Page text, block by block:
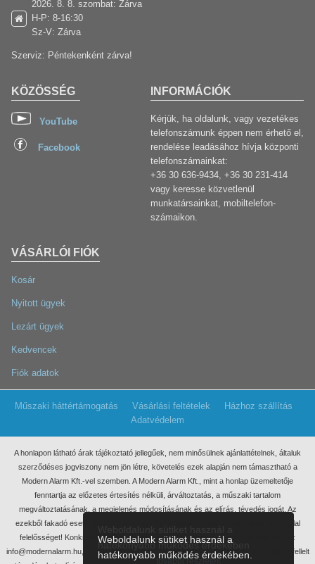
2026. 8. 8. szombat: Zárva
H-P: 8-16:30
Sz-V: Zárva
Szerviz: Péntekenként zárva!
VÁSÁRLÓI FIÓK
Kosár
Nyitott ügyek
Lezárt ügyek
Kedvencek
Fiók adatok
KÖZÖSSÉG
YouTube
Facebook
INFORMÁCIÓK
Kérjük, ha oldalunk, vagy vezetékes
telefonszámunk éppen nem érhető el,
rendelése leadásához hívja központi
telefonszámainkat:
+36 30 636-9434, +36 30 231-414
vagy keresse közvetlenül
munkatársainkat, mobiltelefon-
számaikon.
Műszaki háttértámogatás Vásárlási feltételek
Házhoz szállítás
Adatvédelem
A honlapon látható árak tájékoztató jellegűek, nem minősülnek ajánlattételnek, általuk
szerződéses jogviszony nem jön létre, követelés ezek alapján nem támasztható a
Modern Alarm Kft.-vel szemben. A Modern Alarm Kft., mint a honlap üzemeltetője
fenntartja az előzetes értesítés nélküli, árváltoztatás, a műszaki tartalom
megváltoztatásának, a megjelenés módosításának és az elírás, tévedés jogát. Az
ezekből fakadó esetleges elmaradt haszonért, anyagi, vagy egyéb kárért nem vállal
felelősséget! Konkrét ajánlatkérés miatt kérjük, keressen meg minket írásban, az
info@modernalarm.hu, vagy a rendeles@modernalarm.hu e-mail címen. A honlapon fellelt
hatékonyabb működés érdekében
további részletek
Weboldalunk sütiket használ a
hatékonyabb működés érdekében.